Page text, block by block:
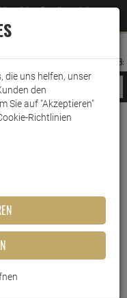
nächste Bestellung erhalten
AUFKLAPPEN
MERKZETTEL
WARENKORB:
Sirup Monin Sirup
die uns helfen, unser
den
Sie auf "Akzeptieren"
Richtlinien